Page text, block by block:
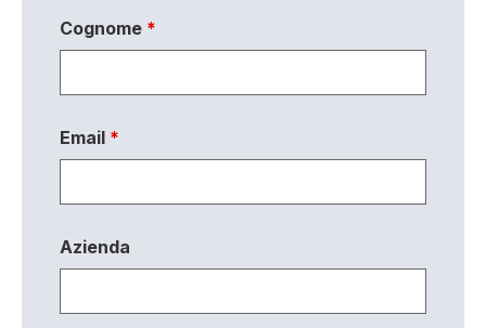
Cognome *
Email *
Azienda